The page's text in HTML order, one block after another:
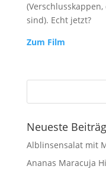
sind). Echt jetzt?
Zum Film
Neueste
Alblinsensalat mit
Ananas Maracuja